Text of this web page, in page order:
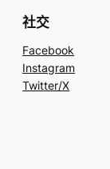
社交
Facebook
Instagram
Twitter/X